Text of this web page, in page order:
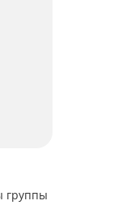
группы